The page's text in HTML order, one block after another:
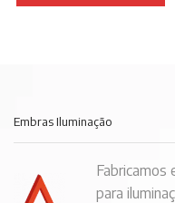
Embras Iluminação
Fabricamos
para